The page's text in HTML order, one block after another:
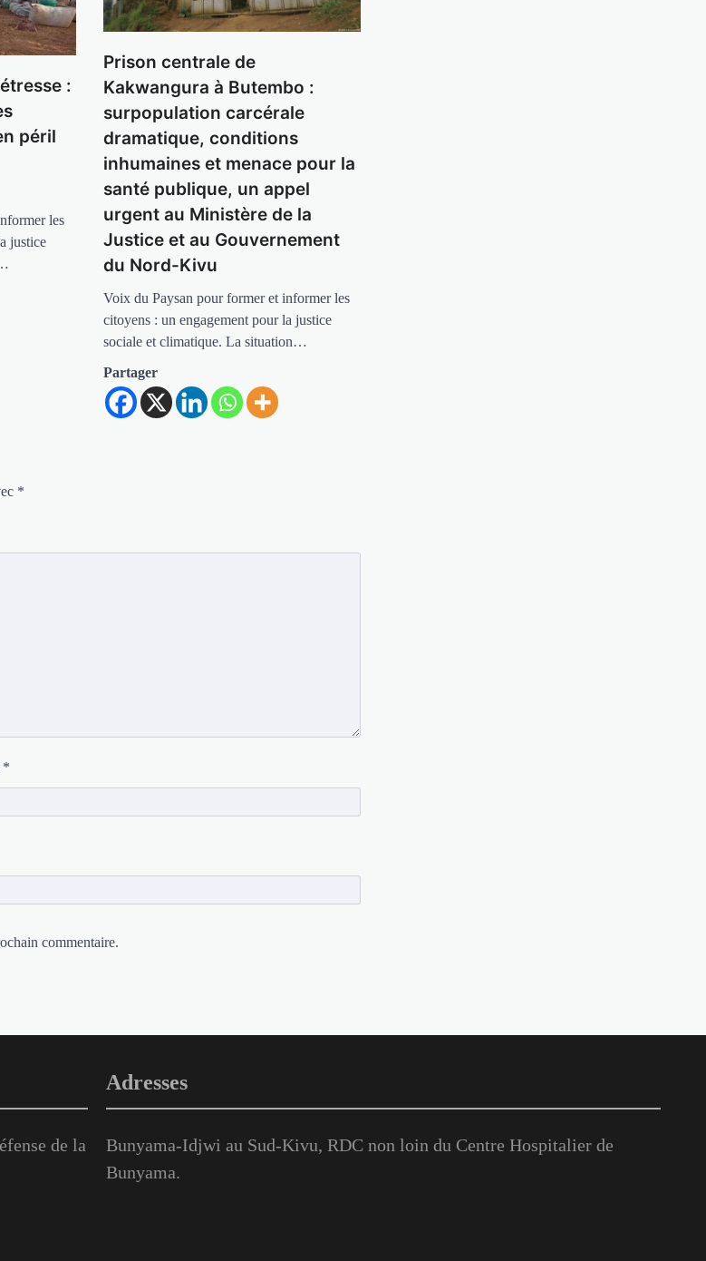
:
péril
les
justice
Prison centrale de
Kakwangura à Butembo :
surpopulation carcérale
dramatique, conditions
inhumaines et menace pour la
santé publique, un appel
urgent au Ministère de la
Justice et au Gouvernement
du Nord-Kivu
Voix du Paysan pour former et informer les
citoyens : un engagement pour la justice
sociale et climatique. La situation…
Partager
*
*
commentaire.
de la
Adresses
Bunyama-Idjwi au Sud-Kivu, RDC non loin du Centre Hospitalier de
Bunyama.